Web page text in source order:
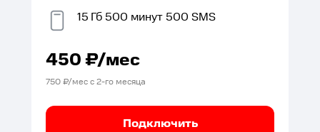
15 Гб500 минут500 SMS
450₽/мес
750₽/мес с2-го месяца
Подключить